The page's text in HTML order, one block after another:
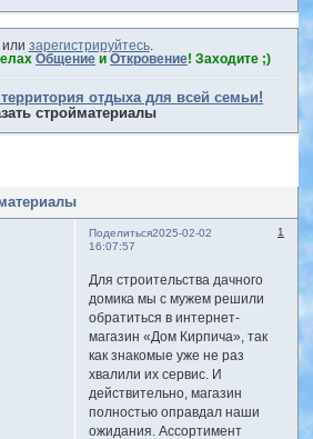
или зарегистрируйтесь.
Общениеи Откровение! Заходите ;)
отдыха для всей семьи!
стройматериалы
Поделиться 1
2025-02-02
16:07:57
Для строительства дачного
домика мы с мужем решили
обратиться в интернет-
магазин «Дом Кирпича», так
как знакомые уже не раз
хвалили их сервис. И
действительно, магазин
полностью оправдал наши
ожидания. Ассортимент